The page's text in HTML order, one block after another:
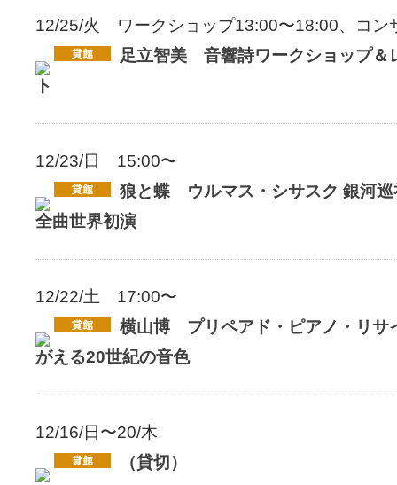
12/25/火 ワークショップ13:00〜18:00、コン
足立智美 音響詩ワークショップ＆
ト
12/23/日 15:00〜
狼と蝶 ウルマス・シサスク 銀河巡
全曲世界初演
12/22/土 17:00〜
横山博 プリペアド・ピアノ・リサ
がえる20世紀の音色
12/16/日〜20/木
（貸切）